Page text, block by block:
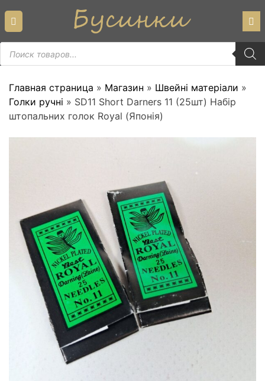
content
Пошук
товарів
Главная страница » Магазин » Швейні матеріали »
Голки ручні » SD11 Short Darners 11 (25шт) Набір
штопальних голок Royal (Японія)